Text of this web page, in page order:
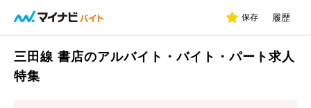
保存 履歴
三田線 書店のアルバイト・バイト・パート求人
特集